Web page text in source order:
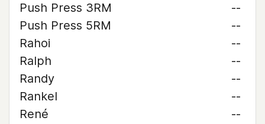
Push Press 3RM
--
Push Press 5RM
--
Rahoi
--
Ralph
--
Randy
--
Rankel
--
René
--